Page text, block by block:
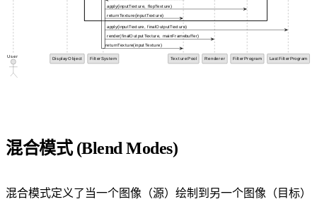
混合模式 (Blend Modes)
混合模式定义了当一个图像（源）绘制到另一个图像（目标）